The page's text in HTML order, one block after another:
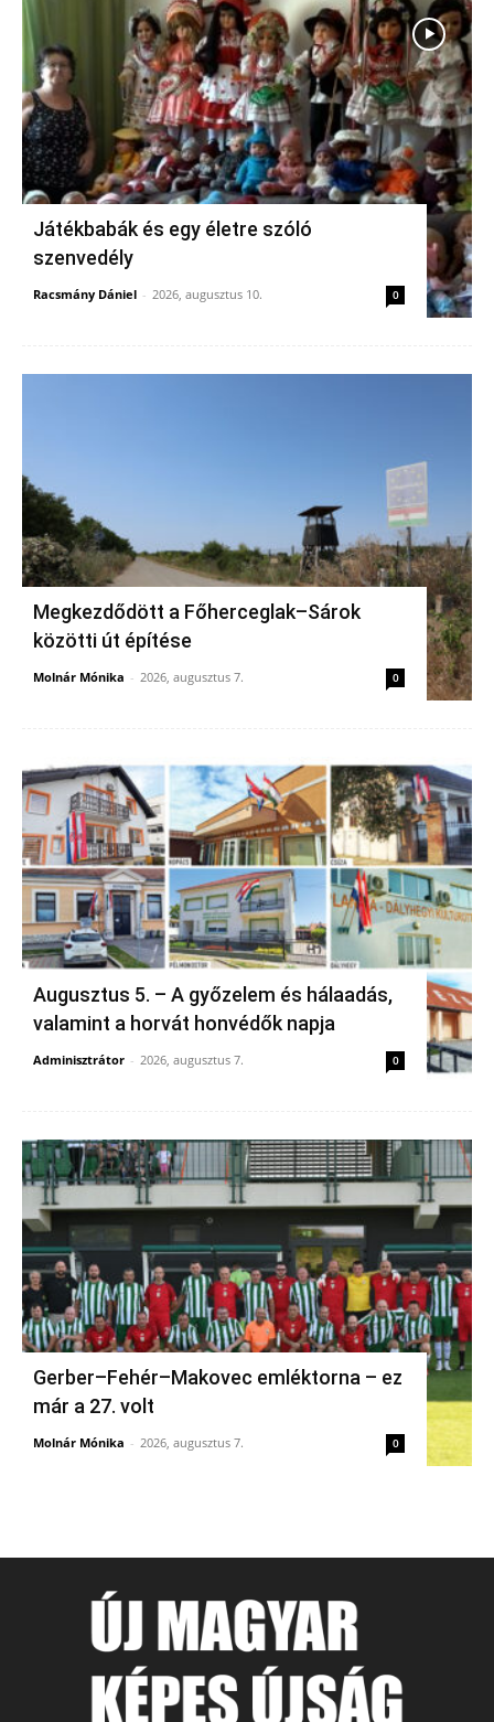
Játékbabák és egy életre szóló
szenvedély
Racsmány Dániel - 2026, augusztus 10. 0
Megkezdődött a Főherceglak–Sárok
közötti út építése
Molnár Mónika - 2026, augusztus 7. 0
Augusztus 5. – A győzelem és hálaadás,
valamint a horvát honvédők napja
Adminisztrátor - 2026, augusztus 7. 0
Gerber–Fehér–Makovec emléktorna – ez
már a 27. volt
Molnár Mónika - 2026, augusztus 7. 0